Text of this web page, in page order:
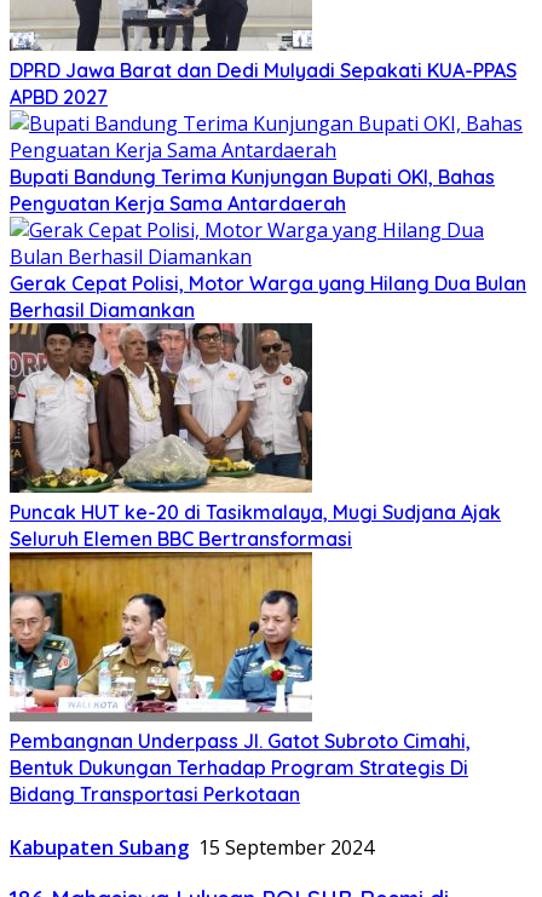
DPRD Jawa Barat dan Dedi Mulyadi Sepakati KUA-PPAS
APBD 2027
Bupati Bandung Terima Kunjungan Bupati OKI, Bahas
Penguatan Kerja Sama Antardaerah
Gerak Cepat Polisi, Motor Warga yang Hilang Dua Bulan
Berhasil Diamankan
Puncak HUT ke-20 di Tasikmalaya, Mugi Sudjana Ajak
Seluruh Elemen BBC Bertransformasi
Pembangnan Underpass Jl. Gatot Subroto Cimahi,
Bentuk Dukungan Terhadap Program Strategis Di
Bidang Transportasi Perkotaan
Kabupaten Subang 15 September 2024